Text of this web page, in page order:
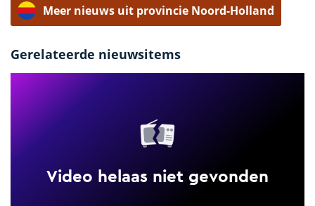
Meer nieuws uit provincie Noord-Holland
Gerelateerde nieuwsitems